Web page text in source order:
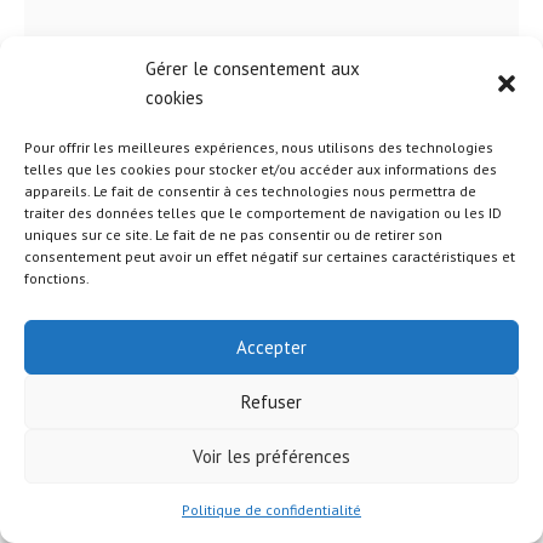
Gérer le consentement aux
cookies
Pour offrir les meilleures expériences, nous utilisons des technologies
telles que les cookies pour stocker et/ou accéder aux informations des
appareils. Le fait de consentir à ces technologies nous permettra de
traiter des données telles que le comportement de navigation ou les ID
uniques sur ce site. Le fait de ne pas consentir ou de retirer son
consentement peut avoir un effet négatif sur certaines caractéristiques et
fonctions.
Accepter
Refuser
Voir les préférences
Politique de confidentialité